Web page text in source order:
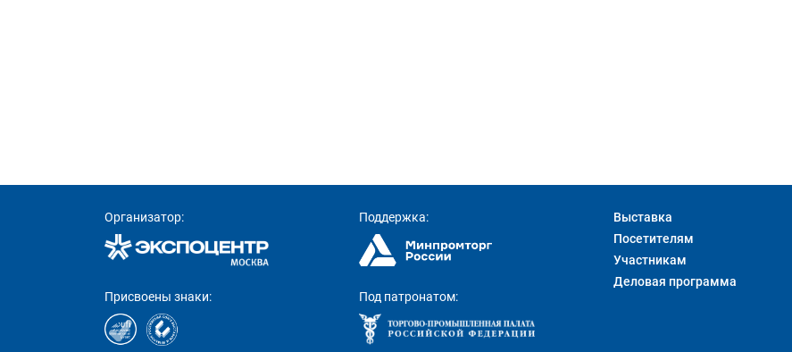
Организатор:
Присвоены знаки:
Поддержка:
Под патронатом:
Выставка
Посетителям
Участникам
Деловая программа